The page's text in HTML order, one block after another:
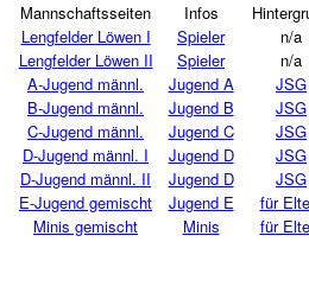
Mannschaftsseiten
Infos
Lengfelder Löwen I
Spieler n/a
Lengfelder Löwen II
Spieler n/a
A-Jugend männl.
Jugend A JSG
B-Jugend männl.
Jugend B JSG
C-Jugend männl.
Jugend C JSG
D-Jugend männl. I
Jugend D JSG
D-Jugend männl. II
Jugend D JSG
E-Jugend gemischt
Jugend E für
Minis gemischt
Minis für